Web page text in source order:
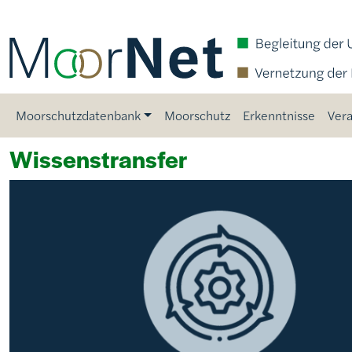
Main navigation
Moorschutzdatenbank Moorschutz Erkenntnisse
Wissenstransfer